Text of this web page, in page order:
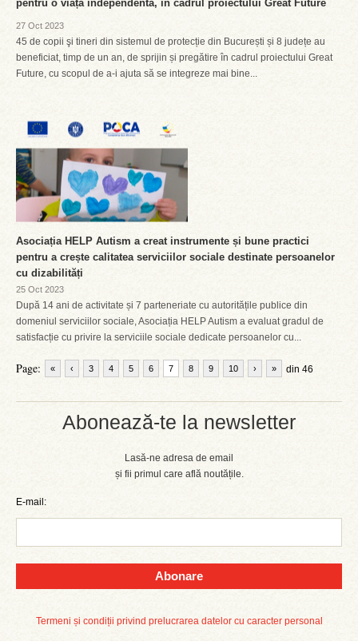
Abonează-te la newsletter
Lasă-ne adresa de email
și fii primul care află noutățile.
E-mail:
Abonare
Termeni și condiții privind prelucrarea datelor cu caracter personal
pentru o viață independentă, în cadrul proiectului Great Future
27 Oct 2023
45 de copii şi tineri din sistemul de protecție din București și 8 județe au
beneficiat, timp de un an, de sprijin și pregătire în cadrul proiectului Great
Future, cu scopul de a-i ajuta să se integreze mai bine...
Asociația HELP Autism a creat instrumente și bune practici
pentru a crește calitatea serviciilor sociale destinate persoanelor
cu dizabilități
25 Oct 2023
După 14 ani de activitate și 7 parteneriate cu autoritățile publice din
domeniul serviciilor sociale, Asociația HELP Autism a evaluat gradul de
satisfacție cu privire la serviciile sociale dedicate persoanelor cu...
Page: « ‹ 3 4 5 6 7 8 9 10 din 46
› »